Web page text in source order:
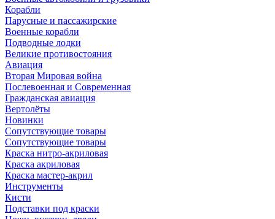
Корабли
Парусные и пассажирские
Военные корабли
Подводные лодки
Великие противостояния
Авиация
Вторая Мировая война
Послевоенная и Современная
Гражданская авиация
Вертолёты
Новинки
Сопутствующие товары
Сопутствующие товары
Краска нитро-акриловая
Краска акриловая
Краска мастер-акрил
Инструменты
Кисти
Подставки под краски